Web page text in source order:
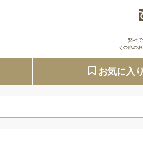
弊社
その他の
お気に入